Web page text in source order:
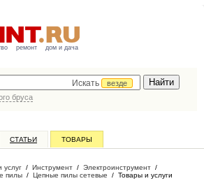
ремонт дом и дача
Искать
везде
бруса
СТАТЬИ ТОВАРЫ
услуг / Инструмент / Электроинструмент /
пилы / Цепные пилы сетевые / Товары и услуги